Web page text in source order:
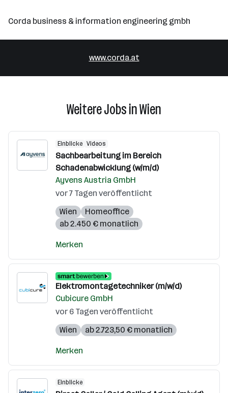
Corda business & information engineering gmbh
www.corda.at
Weitere Jobs in Wien
Einblicke Videos
Sachbearbeitung im Bereich
Schadenabwicklung (w/m/d)
Ayvens Austria GmbH
vor 7 Tagen veröffentlicht
Wien
Homeoffice
ab 2.450 € monatlich
Merken
Elektromontagetechniker (m/w/d)
Cubicure GmbH
vor 6 Tagen veröffentlicht
Wien
ab 2.723,50 € monatlich
Merken
Einblicke